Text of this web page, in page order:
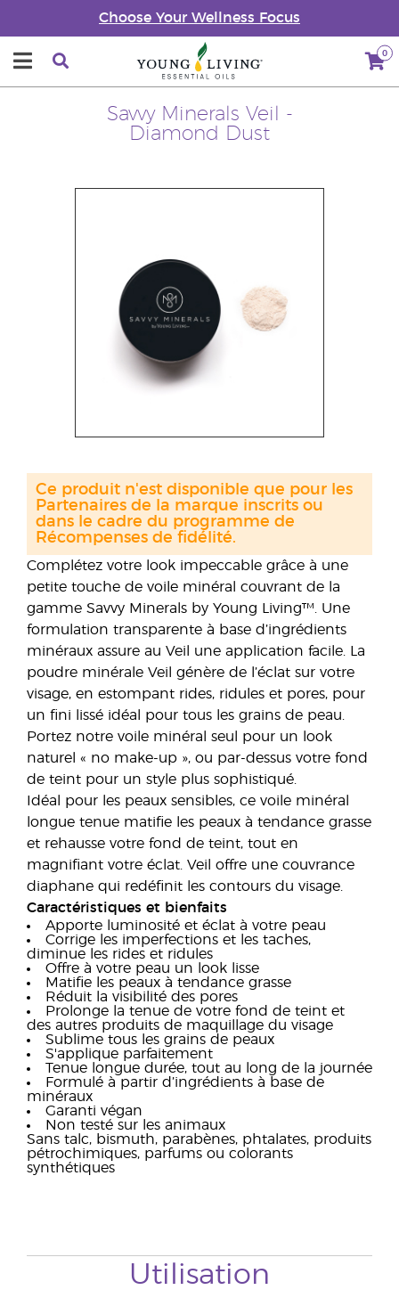
Choose Your Wellness Focus
0
Savvy Minerals Veil -
Diamond Dust
Complétez votre look impeccable grâce à une
petite touche de voile minéral couvrant de la
gamme Savvy Minerals by Young Living™. Une
formulation transparente à base d’ingrédients
minéraux assure au Veil une application facile. La
poudre minérale Veil génère de l’éclat sur votre
visage, en estompant rides, ridules et pores, pour
un fini lissé idéal pour tous les grains de peau.
Portez notre voile minéral seul pour un look
naturel « no make-up », ou par-dessus votre fond
de teint pour un style plus sophistiqué.
Idéal pour les peaux sensibles, ce voile minéral
longue tenue matifie les peaux à tendance grasse
et rehausse votre fond de teint, tout en
magnifiant votre éclat. Veil offre une couvrance
diaphane qui redéfinit les contours du visage.
Caractéristiques et bienfaits
Apporte luminosité et éclat à votre peau
Corrige les imperfections et les taches,
diminue les rides et ridules
Offre à votre peau un look lisse
Matifie les peaux à tendance grasse
Réduit la visibilité des pores
Prolonge la tenue de votre fond de teint et
des autres produits de maquillage du visage
Sublime tous les grains de peaux
S'applique parfaitement
Tenue longue durée, tout au long de la journée
Formulé à partir d’ingrédients à base de
minéraux
Garanti végan
Non testé sur les animaux
Sans talc, bismuth, parabènes, phtalates, produits
pétrochimiques, parfums ou colorants
synthétiques
Ce produit n'est disponible que pour les
Partenaires de la marque inscrits ou
dans le cadre du programme de
Récompenses de fidélité.
Utilisation